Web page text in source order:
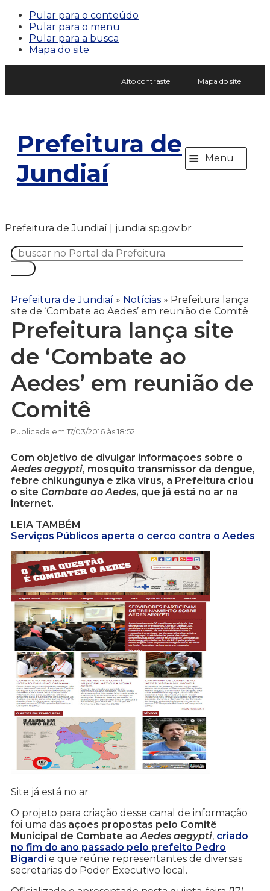
Pular para o conteúdo
Pular para o menu
Pular para a busca
Mapa do site
Alto contraste Mapa do site
Prefeitura de
Jundiaí
≡ Menu
Prefeitura de Jundiaí | jundiai.sp.gov.br
Prefeitura de Jundiaí » Notícias » Prefeitura lança
site de ‘Combate ao Aedes’ em reunião de Comitê
Prefeitura lança site
de ‘Combate ao
Aedes’ em reunião de
Comitê
Publicada em 17/03/2016 às 18:52
Com objetivo de divulgar informações sobre o
Aedes aegypti, mosquito transmissor da dengue,
febre chikungunya e zika vírus, a Prefeitura criou
o site Combate ao Aedes, que já está no ar na
internet.
LEIA TAMBÉM
Serviços Públicos aperta o cerco contra o Aedes
Site já está no ar
O projeto para criação desse canal de informação
foi uma das ações propostas pelo Comitê
Municipal de Combate aoAedes aegypti, criado
no fim do ano passado pelo prefeito Pedro
Bigardi e que reúne representantes de diversas
secretarias do Poder Executivo local.